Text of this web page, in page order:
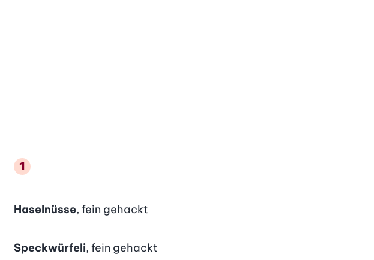
Haselnüsse, fein gehackt
Speckwürfeli, fein gehackt